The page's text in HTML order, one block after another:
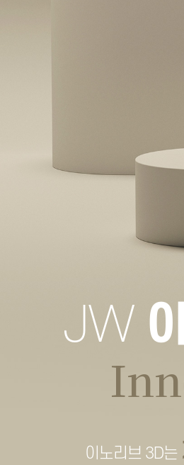
JW
이노리브 3D는